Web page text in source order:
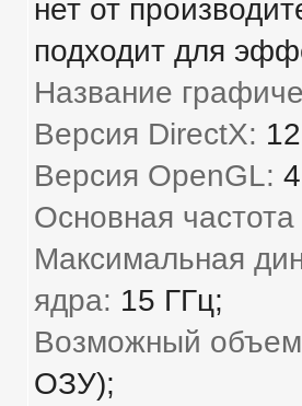
нет от
подходит для
Название
Версия DirectX:
Версия OpenGL:
Основная
Максимальная
ядра: 15 ГГц;
Возможный
ОЗУ);